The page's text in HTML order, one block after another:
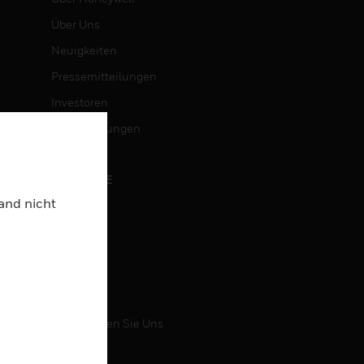
Über Uns
Neuigkeiten
Pressemitteilungen
Investoren
Veranstaltungen
KARRIERE
Karriere
Kontaktieren Sie Uns
nicht